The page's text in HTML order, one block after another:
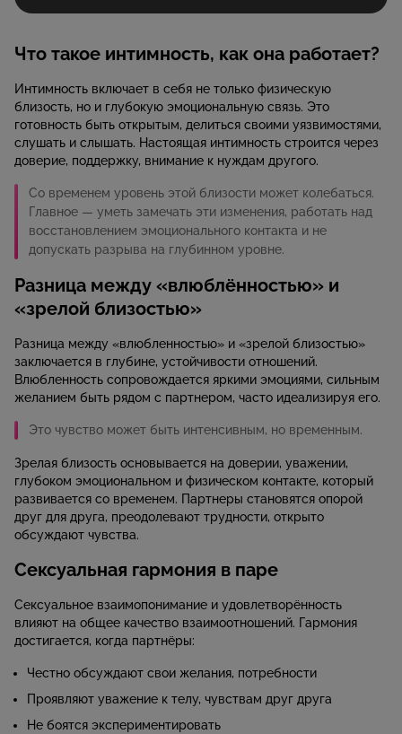
Что такое интимность, как она работает?
Интимность включает в себя не только физическую
близость, но и глубокую эмоциональную связь. Это
готовность быть открытым, делиться своими уязвимостями,
слушать и слышать. Настоящая интимность строится через
доверие, поддержку, внимание к нуждам другого.
Со временем уровень этой близости может колебаться.
Главное — уметь замечать эти изменения, работать над
восстановлением эмоционального контакта и не
допускать разрыва на глубинном уровне.
Разница между «влюблённостью» и
«зрелой близостью»
Разница между «влюбленностью» и «зрелой близостью»
заключается в глубине, устойчивости отношений.
Влюбленность сопровождается яркими эмоциями, сильным
желанием быть рядом с партнером, часто идеализируя его.
Это чувство может быть интенсивным, но временным.
Зрелая близость основывается на доверии, уважении,
глубоком эмоциональном и физическом контакте, который
развивается со временем. Партнеры становятся опорой
друг для друга, преодолевают трудности, открыто
обсуждают чувства.
Сексуальная гармония в паре
Сексуальное взаимопонимание и удовлетворённость
влияют на общее качество взаимоотношений. Гармония
достигается, когда партнёры:
Честно обсуждают свои желания, потребности
Проявляют уважение к телу, чувствам друг друга
Не боятся экспериментировать